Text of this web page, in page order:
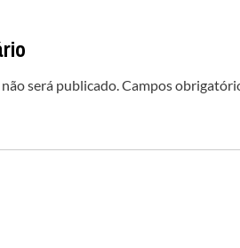
será publicado.Campos